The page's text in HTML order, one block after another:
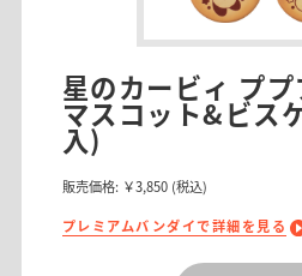
星のカービィ プ
マスコット&ビス
入)
販売価格: ￥3,850 (税込)
プレミアムバンダイで詳細を見る